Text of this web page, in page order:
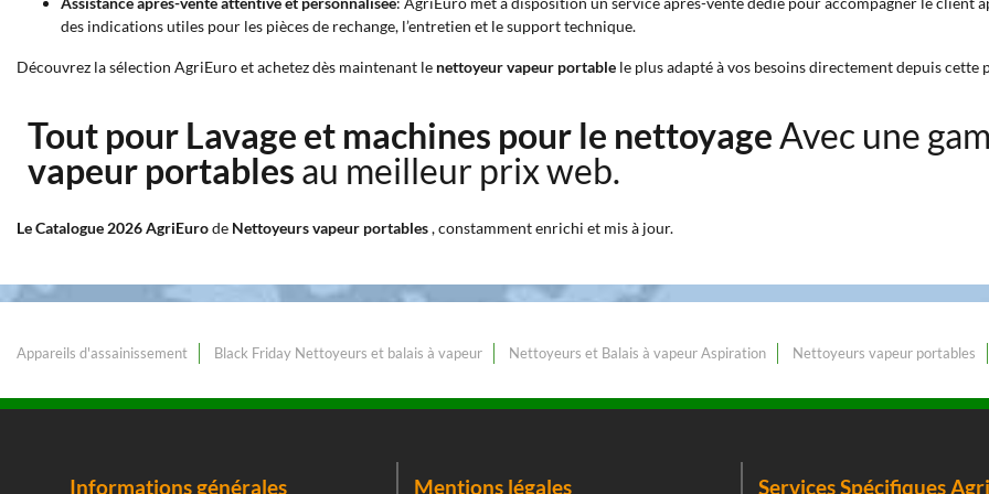
des indications utiles pour les pièces de rechange, l’entretien et le support technique.
Découvrez la sélection AgriEuro et achetez dès maintenant le nettoyeur vapeur portable le plus adapté à vos besoins directement depuis cette
Tout pour Lavage et machines pour le nettoyageAvec une
vapeur portables au meilleur prix web.
Le Catalogue 2026 AgriEurode Nettoyeurs vapeur portables, constamment enrichi et mis à jour.
Appareils d'assainissement Black Friday Nettoyeurs et balais à vapeur Nettoyeurs et Balais à vapeur Aspiration Nettoyeurs vapeur portables
Informations générales Mentions légales Services Spécifiques